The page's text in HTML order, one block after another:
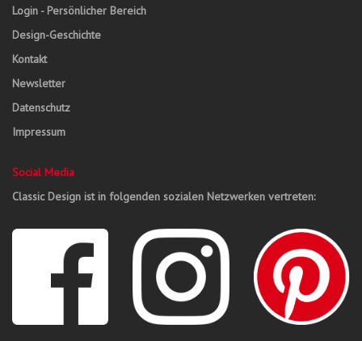
Login - Persönlicher Bereich
Design-Geschichte
Kontakt
Newsletter
Datenschutz
Impressum
Social Media
Classic Design ist in folgenden sozialen Netzwerken vertreten: